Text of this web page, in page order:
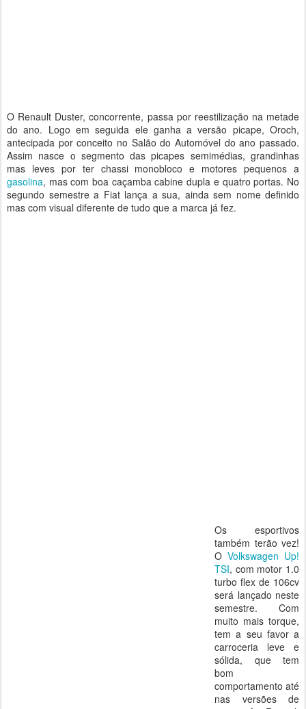
O Renault Duster, concorrente, passa por reestilização na metade
do ano. Logo em seguida ele ganha a versão picape, Oroch,
antecipada por conceito no Salão do Automóvel do ano passado.
Assim nasce o segmento das picapes semimédias, grandinhas
mas leves por ter chassi monobloco e motores pequenos a
gasolina, mas com boa caçamba cabine dupla e quatro portas. No
segundo semestre a Fiat lança a sua, ainda sem nome definido
mas com visual diferente de tudo que a marca já fez.
Os esportivos
também terão vez!
O Volkswagen Up!
TSI, com motor 1.0
turbo flex de 106cv
será lançado neste
semestre. Com
muito mais torque,
tem a seu favor a
carroceria leve e
sólida, que tem
bom
comportamento até
nas versões de